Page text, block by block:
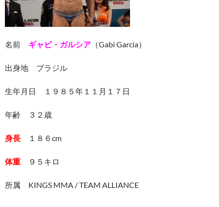
名前 ギャビ・ガルシア （Gabi Garcia）
出身地 ブラジル
生年月日 １９８５年１１月１７日
年齢 ３２歳
身長 １８６cm
体重 ９５キロ
所属 KINGS MMA / TEAM ALLIANCE